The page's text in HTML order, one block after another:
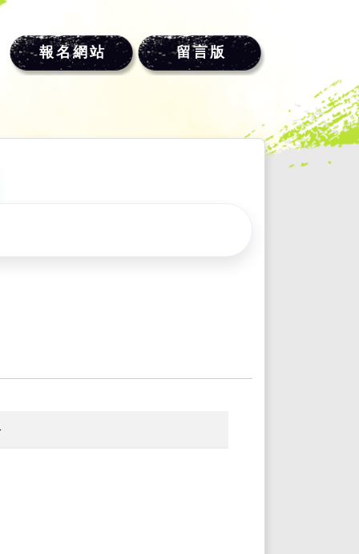
報名網站 留言版